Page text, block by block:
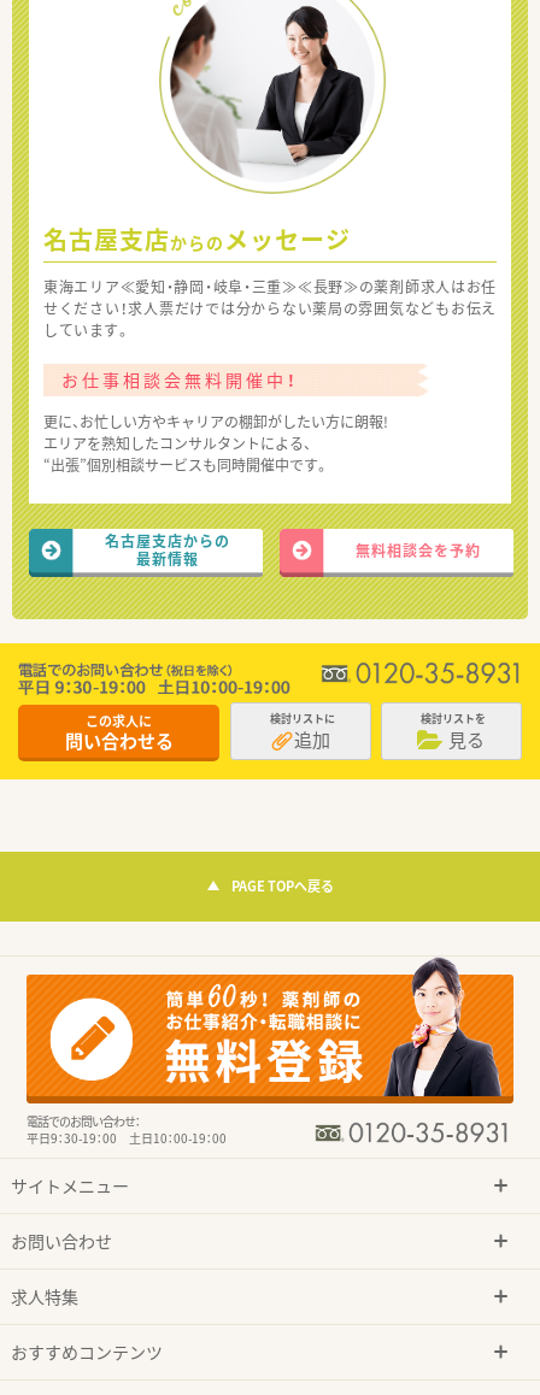
名古屋支店からの メッセージ
東海エリア≪愛知・静岡・岐阜・三重≫≪長野≫の薬剤師求人はお任
せください！求人票だけでは分からない薬局の雰囲気などもお伝え
しています。
お仕事相談会無料開催中！
更に、お忙しい方やキャリアの棚卸がしたい方に朗報!
エリアを熟知したコンサルタントによる、
“出張”個別相談サービスも同時開催中です。
名古屋支店からの
最新情報
無料相談会を予約
この求人に
問い合わせる
検討リストに
追加
検討リストを
見る
PAGE TOPへ戻る
電話でのお問い合わせ：
平日9：30-19：00 土日10：00-19：00
サイトメニュー
お問い合わせ
求人特集
おすすめコンテンツ